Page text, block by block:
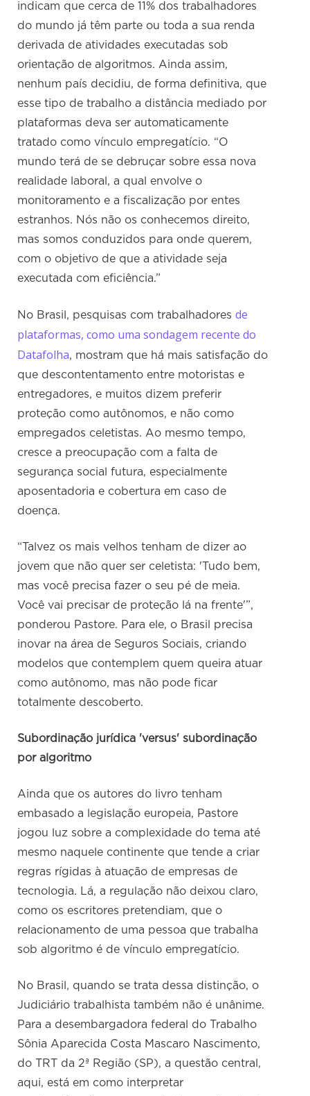
indicam que cerca de 11% dos trabalhadores
do mundo já têm parte ou toda a sua renda
derivada de atividades executadas sob
orientação de algoritmos. Ainda assim,
nenhum país decidiu, de forma definitiva, que
esse tipo de trabalho a distância mediado por
plataformas deva ser automaticamente
tratado como vínculo empregatício. “O
mundo terá de se debruçar sobre essa nova
realidade laboral, a qual envolve o
monitoramento e a fiscalização por entes
estranhos. Nós não os conhecemos direito,
mas somos conduzidos para onde querem,
com o objetivo de que a atividade seja
executada com eficiência.”
No Brasil, pesquisas com trabalhadoresde
plataformas, como uma sondagem recente do
Datafolha, mostram que há mais satisfação do
que descontentamento entre motoristas e
entregadores, e muitos dizem preferir
proteção como autônomos, e não como
empregados celetistas. Ao mesmo tempo,
cresce a preocupação com a falta de
segurança social futura, especialmente
aposentadoria e cobertura em caso de
doença.
“Talvez os mais velhos tenham de dizer ao
jovem que não quer ser celetista: 'Tudo bem,
mas você precisa fazer o seu pé de meia.
Você vai precisar de proteção lá na frente'”,
ponderou Pastore. Para ele, o Brasil precisa
inovar na área de Seguros Sociais, criando
modelos que contemplem quem queira atuar
como autônomo, mas não pode ficar
totalmente descoberto.
Subordinação jurídica 'versus' subordinação
por algoritmo
Ainda que os autores do livro tenham
embasado a legislação europeia, Pastore
jogou luz sobre a complexidade do tema até
mesmo naquele continente que tende a criar
regras rígidas à atuação de empresas de
tecnologia. Lá, a regulação não deixou claro,
como os escritores pretendiam, que o
relacionamento de uma pessoa que trabalha
sob algoritmo é de vínculo empregatício.
No Brasil, quando se trata dessa distinção, o
Judiciário trabalhista também não é unânime.
Para a desembargadora federal do Trabalho
Sônia Aparecida Costa Mascaro Nascimento,
do TRT da 2ª Região (SP), a questão central,
aqui, está em como interpretar